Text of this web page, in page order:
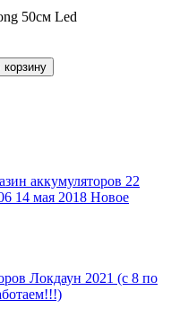
50см Led
корзину
аккумуляторов 22
14 мая 2018 Новое
Локдаун 2021 (с 8 по